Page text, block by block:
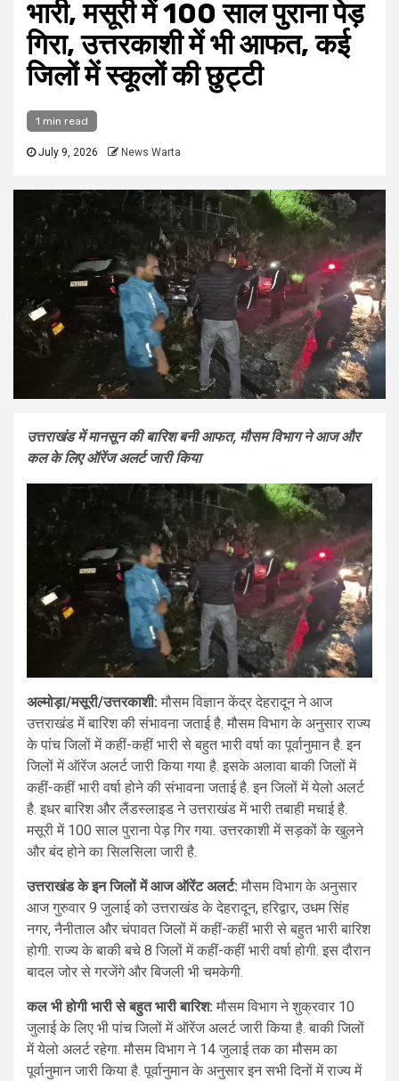
भारी, मसूरी में 100 साल पुराना पेड़
गिरा, उत्तरकाशी में भी आफत, कई
जिलों में स्कूलों की छुट्टी
1 min read
July 9, 2026 News Warta
उत्तराखंड में मानसून की बारिश बनी आफत, मौसम विभाग ने आज और
कल के लिए ऑरेंज अलर्ट जारी किया
अल्मोड़ा/मसूरी/उत्तरकाशी: मौसम विज्ञान केंद्र देहरादून ने आज
उत्तराखंड में बारिश की संभावना जताई है. मौसम विभाग के अनुसार राज्य
के पांच जिलों में कहीं-कहीं भारी से बहुत भारी वर्षा का पूर्वानुमान है. इन
जिलों में ऑरेंज अलर्ट जारी किया गया है. इसके अलावा बाकी जिलों में
कहीं-कहीं भारी वर्षा होने की संभावना जताई है. इन जिलों में येलो अलर्ट
है. इधर बारिश और लैंडस्लाइड ने उत्तराखंड में भारी तबाही मचाई है.
मसूरी में 100 साल पुराना पेड़ गिर गया. उत्तरकाशी में सड़कों के खुलने
और बंद होने का सिलसिला जारी है.
उत्तराखंड के इन जिलों में आज ऑरेंट अलर्ट: मौसम विभाग के अनुसार
आज गुरुवार 9 जुलाई को उत्तराखंड के देहरादून, हरिद्वार, उधम सिंह
नगर, नैनीताल और चंपावत जिलों में कहीं-कहीं भारी से बहुत भारी बारिश
होगी. राज्य के बाकी बचे 8 जिलों में कहीं-कहीं भारी वर्षा होगी. इस दौरान
बादल जोर से गरजेंगे और बिजली भी चमकेगी.
कल भी होगी भारी से बहुत भारी बारिश: मौसम विभाग ने शुक्रवार 10
जुलाई के लिए भी पांच जिलों में ऑरेंज अलर्ट जारी किया है. बाकी जिलों
में येलो अलर्ट रहेगा. मौसम विभाग ने 14 जुलाई तक का मौसम का
पूर्वानुमान जारी किया है. पूर्वानुमान के अनुसार इन सभी दिनों में राज्य में